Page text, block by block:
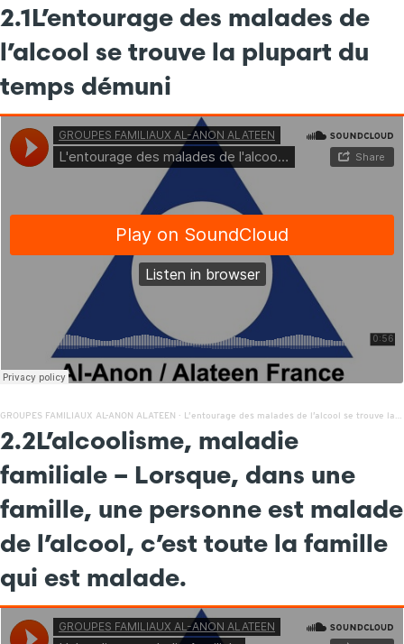
2.1L’entourage des malades de
l’alcool se trouve la plupart du
temps démuni
GROUPES FAMILIAUX AL-ANON ALATEEN · L’entourage des malades de l’alcool se trouve la plupart du temps démuni
2.2L’alcoolisme, maladie
familiale – Lorsque, dans une
famille, une personne est malade
de l’alcool, c’est toute la famille
qui est malade.